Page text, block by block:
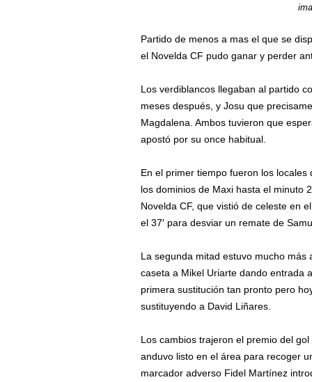
Partido de menos a mas el que se
el Novelda CF pudo ganar y perder
Los verdiblancos llegaban al partido
meses después, y Josu que
Magdalena. Ambos tuvieron que
apostó por su once habitual.
En el primer tiempo fueron los
los dominios de Maxi hasta el minuto
Novelda CF, que vistió de celeste en
el 37′ para desviar un remate de Samu.
La segunda mitad estuvo mucho
caseta a Mikel Uriarte dando entrada
primera sustitución tan pronto pero
sustituyendo a David Liñares.
Los cambios trajeron el premio del
anduvo listo en el área para recoger
marcador adverso Fidel Martínez